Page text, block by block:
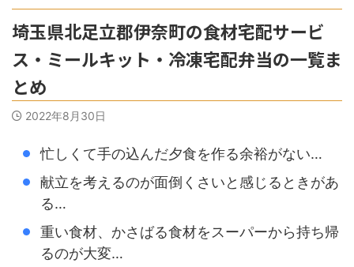
埼玉県北足立郡伊奈町の食材宅配サービ
ス・ミールキット・冷凍宅配弁当の一覧ま
とめ
2022年8月30日
忙しくて手の込んだ夕食を作る余裕がない…
献立を考えるのが面倒くさいと感じるときがあ
る…
重い食材、かさばる食材をスーパーから持ち帰
るのが大変…